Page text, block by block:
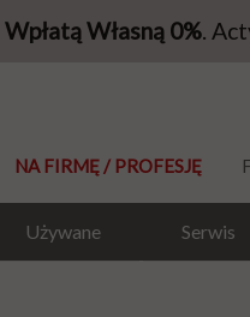
Wpłatą Własną 0%.
NA FIRMĘ / PROFESJĘ
Używane Serwis